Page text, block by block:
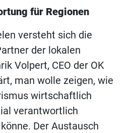
für Regionen
versteht sich die
der lokalen
Volpert, CEO der OK
man wolle zeigen, wie
wirtschaftlich
verantwortlich
Der Austausch